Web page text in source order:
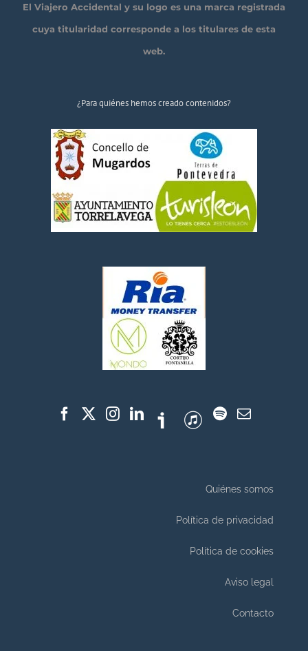
El Viajero Accidental y su logo es una marca registrada
cuya titularidad corresponde a los titulares de esta
web.
¿Para quiénes hemos creado contenidos?
Quiénes somos
Política de privacidad
Política de cookies
Aviso legal
Contacto